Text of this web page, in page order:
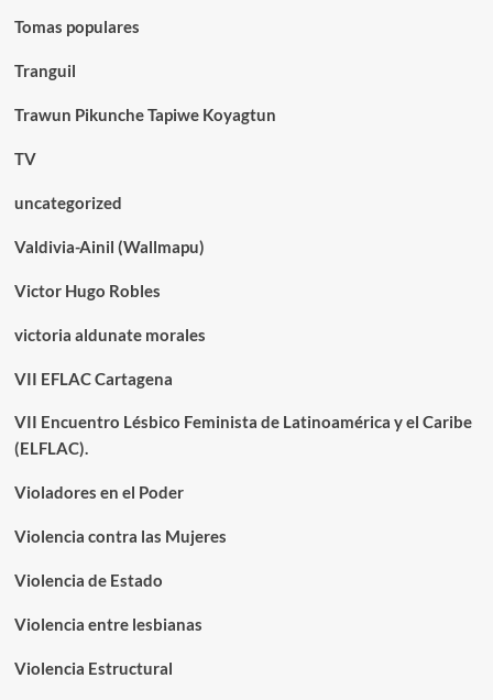
Tomas populares
Tranguil
Trawun Pikunche Tapiwe Koyagtun
TV
uncategorized
Valdivia-Ainil (Wallmapu)
Victor Hugo Robles
victoria aldunate morales
VII EFLAC Cartagena
VII Encuentro Lésbico Feminista de Latinoamérica y el Caribe
(ELFLAC).
Violadores en el Poder
Violencia contra las Mujeres
Violencia de Estado
Violencia entre lesbianas
Violencia Estructural